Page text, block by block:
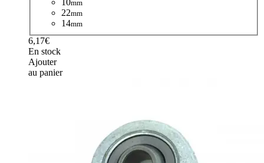
10mm
22mm
14mm
6,17€
En stock
Ajouter
au panier